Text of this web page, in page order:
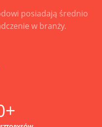
posiadają średnio
w branży.